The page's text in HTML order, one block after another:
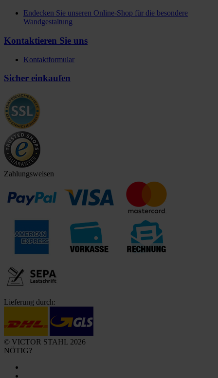
Endecken Sie unseren Online-Shop für die besondere
Wandgestaltung
Kontaktieren Sie uns
Kontaktformular
Sicher einkaufen
Zahlungsweisen
Lieferung durch:
© VICTOR STAHL 2026
NÖTIG?